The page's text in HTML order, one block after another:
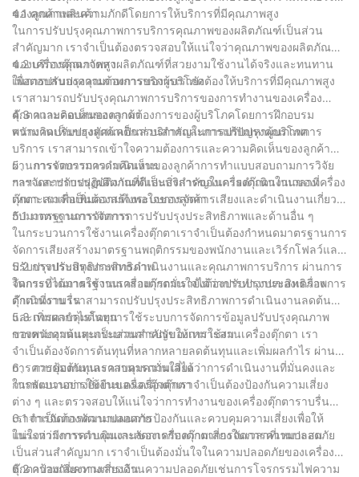
ของลูกค้าและความภักดีโดยการให้บริการที่มีคุณภาพสูง
4.1 คุณภาพสินค้า
ในการปรับปรุงคุณภาพการบริการคุณภาพของผลิตภัณฑ์เป็นส่วน
สำคัญมาก เราจำเป็นต้องตรวจสอบให้แน่ใจว่าคุณภาพของผลิตภัณฑ์
ของเครื่องตุ๊กตาจัดหาผลิตภัณฑ์ที่สวยงามใช้งานได้จริงและทนทาน
เพื่อตอบสนองความต้องการของผู้บริโภค
4.2 บริการคุณภาพสูง
ในการปรับปรุงคุณภาพการบริการเรายังต้องให้บริการที่มีคุณภาพสูง
เราสามารถปรับปรุงคุณภาพการบริการของการทำงานของเครื่อง
ตุ๊กตาและตอบสนองความต้องการของผู้บริโภคโดยการฝึกอบรม
พนักงานปรับปรุงทัศนคติการบริการและการแก้ปัญหาผู้บริโภค
4.3 ความคิดเห็นของลูกค้า
ความคิดเห็นของลูกค้าเป็นส่วนสำคัญในการปรับปรุงคุณภาพการ
บริการ เราสามารถเข้าใจความต้องการและความคิดเห็นของลูกค้า
ผ่านการรวบรวมความคิดเห็นของลูกค้าการทำแบบสอบถามการวิจัย
ฯลฯ และปรับปรุงผลิตภัณฑ์และบริการของเครื่องตุ๊กตาในเวลาที่
เหมาะสมเพื่อเพิ่มความพึงพอใจของลูกค้า
5、 การจัดการการดำเนินงาน
การจัดการการปฏิบัติงานที่ดีเป็นสิ่งสำคัญในการดำเนินงานของเครื่อง
ตุ๊กตา เราจำเป็นต้องสร้างระบบการจัดการเสียงและดำเนินงานเกี่ยว
กับมาตรฐานการจัดการการปรับปรุงประสิทธิภาพและด้านอื่น ๆ
5.1 มาตรฐานการจัดการ
ในกระบวนการใช้งานเครื่องตุ๊กตาเราจำเป็นต้องกำหนดมาตรฐานการ
จัดการเสียงสร้างมาตรฐานพฤติกรรมของพนักงานและเวิร์กโฟลว์และ
ปรับปรุงประสิทธิภาพการดำเนินงานและคุณภาพการบริการ ผ่านการ
จัดการที่ได้มาตรฐานเราสามารถมั่นใจได้ว่าการทำงานของเครื่อง
ตุ๊กตาที่ราบรื่น
5.2 การปรับปรุงประสิทธิภาพ
ในกระบวนการใช้งานเครื่องตุ๊กตาเรายังต้องปรับปรุงประสิทธิภาพการ
ดำเนินงาน เราสามารถปรับปรุงประสิทธิภาพการดำเนินงานลดต้นทุน
และเพิ่มผลกำไรโดยการใช้ระบบการจัดการข้อมูลปรับปรุงคุณภาพ
ของพนักงานและกระบวนการปรับให้เหมาะสม
5.3 การควบคุมต้นทุน
การควบคุมต้นทุนเป็นส่วนสำคัญของการใช้งานเครื่องตุ๊กตา เรา
จำเป็นต้องจัดการต้นทุนที่หลากหลายลดต้นทุนและเพิ่มผลกำไร ผ่าน
การควบคุมต้นทุนเราสามารถมั่นใจได้ว่าการดำเนินงานที่มั่นคงและ
การพัฒนาอย่างยั่งยืนของเครื่องตุ๊กตา
6、 การป้องกันและควบคุมความเสี่ยง
ในกระบวนการใช้งานเครื่องตุ๊กตาเราจำเป็นต้องป้องกันความเสี่ยง
ต่าง ๆ และตรวจสอบให้แน่ใจว่าการทำงานของเครื่องตุ๊กตาราบรื่น
เราจำเป็นต้องพัฒนาแผนการป้องกันและควบคุมความเสี่ยงเพื่อให้
แน่ใจว่ามีการควบคุมและจัดการกับความเสี่ยงในเวลาที่เหมาะสม
6.1 การจัดการความปลอดภัย
ในระหว่างการดำเนินงานของเครื่องตุ๊กตาการจัดการความปลอดภัย
เป็นส่วนสำคัญมาก เราจำเป็นต้องมั่นใจในความปลอดภัยของเครื่อง
ตุ๊กตาป้องกันความเสี่ยงด้านความปลอดภัยเช่นการโจรกรรมไฟความ
6.2 ความเสี่ยงทางการเงิน